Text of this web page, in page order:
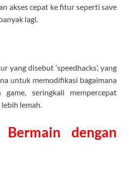
akses cepat ke fitur seperti save
lagi.
yang disebut ‘speedhacks’, yang
untuk memodifikasi bagaimana
game, seringkali mempercepat
lemah.
Bermain dengan